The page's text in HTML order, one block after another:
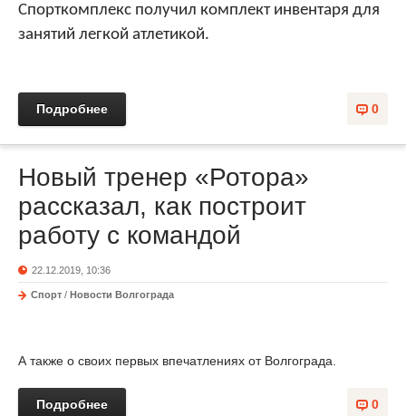
Спорткомплекс получил комплект инвентаря для
занятий легкой атлетикой.
0
Подробнее
Новый тренер «Ротора»
рассказал, как построит
работу с командой
22.12.2019, 10:36
Спорт / Новости Волгограда
А также о своих первых впечатлениях от Волгограда.
0
Подробнее